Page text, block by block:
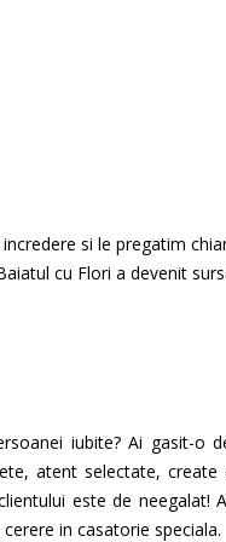
si le pregatim
cu Flori a devenit
iubite? Ai gasit-o
atent selectate,
este de
in casatorie speciala.